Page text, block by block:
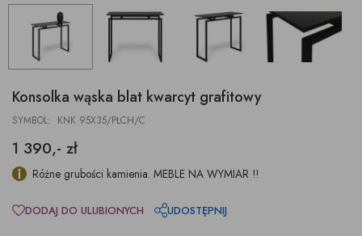
Konsolka wąska blat kwarcyt grafitowy
SYMBOL: KNK 95X35/PŁCH/C
1 390,- zł
Różne grubości kamienia. MEBLE NA WYMIAR !!
DODAJ DO ULUBIONYCH UDOSTĘPNIJ